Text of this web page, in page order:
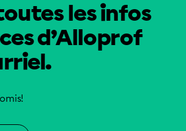
les infos
d’Alloprof